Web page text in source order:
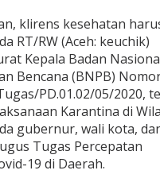
klirens kesehatan
RT/RW (Aceh: keuchik)
Kepala Badan
Bencana (BNPB)
PD.01.02/05/2020,
Karantina di
gubernur, wali kota,
Tugas Percepatan
19 di Daerah.